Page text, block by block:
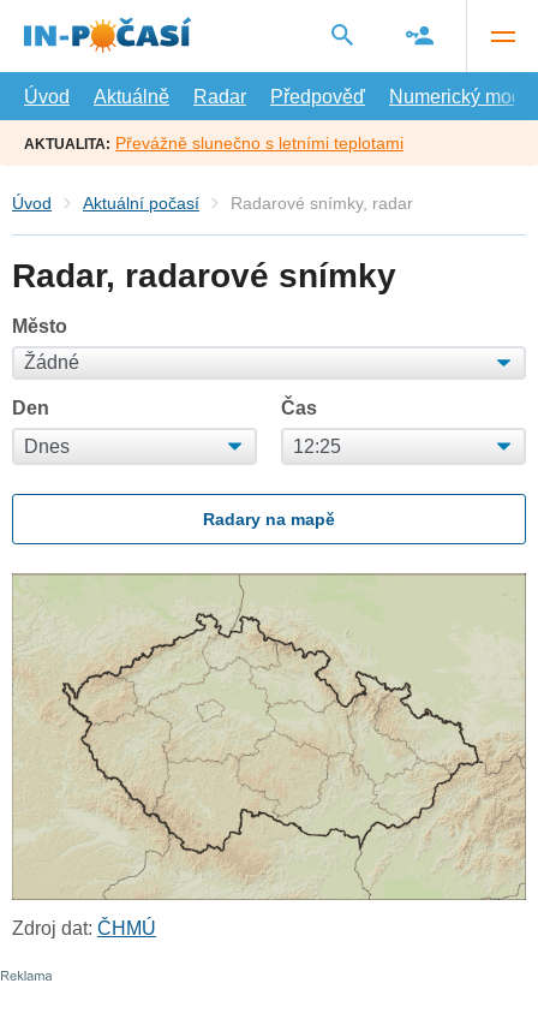
hlavní
Úvod
Aktuálně Radar Předpověď Numerický model
AKTUALITA: Převážně slunečno s letními teplotami
Úvod Aktuální počasí Radarové snímky, radar
Radar, radarové snímky
Město
Den Čas
Radary na mapě
Zdroj dat: ČHMÚ